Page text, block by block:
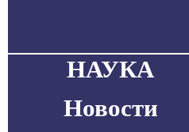
НАУКА
Новости